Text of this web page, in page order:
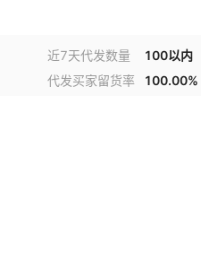
近7天代发数量 100以内
代发买家留货率 100.00%